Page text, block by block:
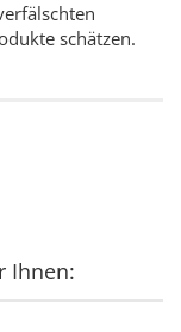
schätzen.
Ihnen: